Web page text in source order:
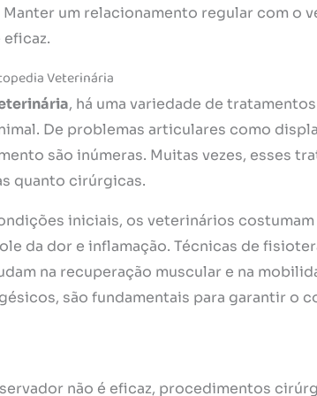
Manter um relacionamento regular com o
Veterinária
, há uma variedade de
De problemas articulares como
são inúmeras. Muitas vezes, esses
quanto cirúrgicas.
iniciais, os veterinários
da dor e inflamação. Técnicas de
na recuperação muscular e na
são fundamentais para garantir o
não é eficaz, procedimentos